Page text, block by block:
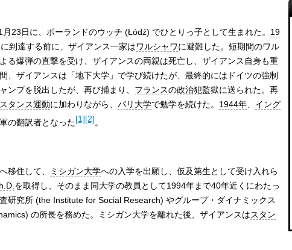
月23日に、ポーランドのウッチ (Łódź) でひとりっ子として生まれた。 19
到達する前に、ザイアンス一家はワルシャワに避難した。短期間のワル
る爆弾の直撃を受け、ザイアンスの両親は死亡し、ザイアンス自身も重
、ザイアンスは「地下大学」で学び続けたが、最終的にはドイツの強制
ンプを脱出したが、再び捕まり、 フランスの政治犯監獄に送られた。再
タンス運動に加わりながら、 パリ大学で勉学を続けた。 1944年、 イング
の翻訳者となった[1][2]。
へ移住して、 ミシガン大学への入学を出願し、仮及第生として受け入れら
を取得し、そのまま同大学の教員として1994年まで40年近くにわたっ
研究所 (the Institute for Social Research) やグループ・ダイナミックス
の所長を務めた。ミシガン大学を離れた後、ザイアンスはスタン